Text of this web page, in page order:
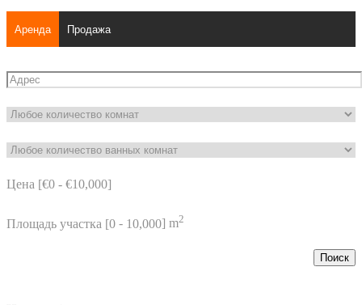
Аренда Продажа
Цена [€0 - €10,000]
Площадь участка [0 - 10,000] m2
Поиск